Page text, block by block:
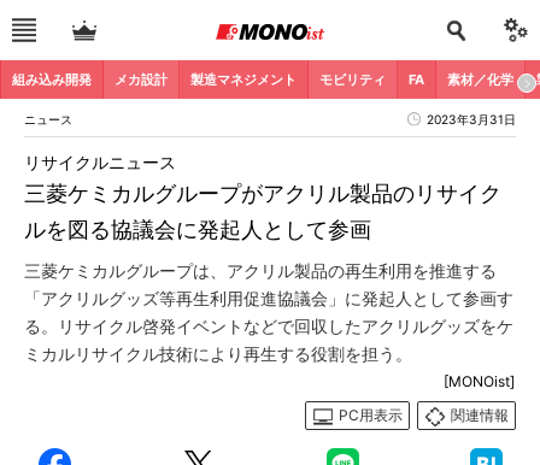
組み込み開発 メカ設計 製造マネジメント モビリティ FA 素材／化学
ニュース 2023年3月31日
三菱ケミカルグループがアクリル製品のリサイク
ルを図る協議会に発起人として参画
リサイクルニュース
三菱ケミカルグループは、アクリル製品の再生利用を推進する
「アクリルグッズ等再生利用促進協議会」に発起人として参画す
る。リサイクル啓発イベントなどで回収したアクリルグッズをケ
ミカルリサイクル技術により再生する役割を担う。
[MONOist]
PC用表示
関連情報